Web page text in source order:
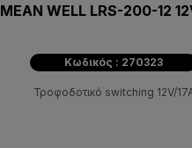
MEAN WELL LRS-200-12
Κωδικός : 270323
Τροφοδοτικό switching 12V/